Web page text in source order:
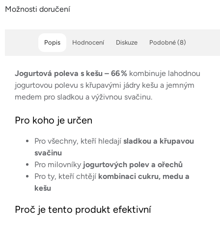
Možnosti doručení
Popis Podobné (8)
Hodnocení Diskuze
Jogurtová poleva s kešu – 66 % kombinuje lahodnou
jogurtovou polevu s křupavými jádry kešu a jemným
medem pro sladkou a výživnou svačinu.
Pro koho je určen
Pro všechny, kteří hledají sladkou a křupavou
svačinu
Pro milovníky jogurtových polev a ořechů
Pro ty, kteří chtějí kombinaci cukru, medu a
kešu
Proč je tento produkt efektivní